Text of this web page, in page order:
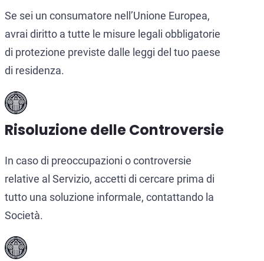
Se sei un consumatore nell’Unione Europea,
avrai diritto a tutte le misure legali obbligatorie
di protezione previste dalle leggi del tuo paese
di residenza.
Risoluzione delle Controversie
In caso di preoccupazioni o controversie
relative al Servizio, accetti di cercare prima di
tutto una soluzione informale, contattando la
Società.